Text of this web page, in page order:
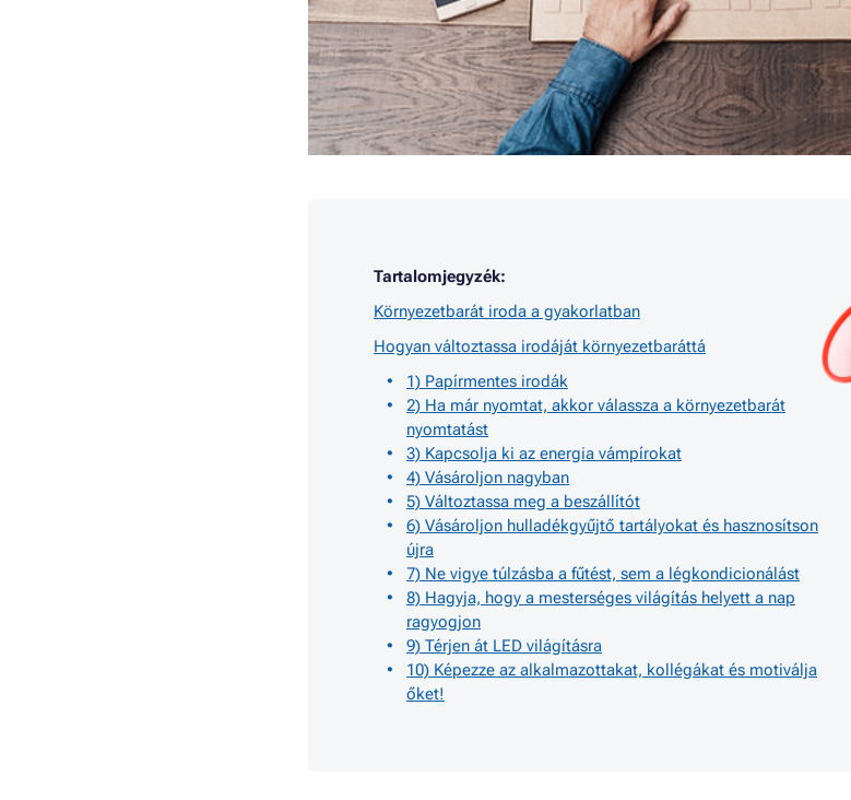
Tartalomjegyzék:
Környezetbarát iroda a gyakorlatban
Hogyan változtassa irodáját környezetbaráttá
1) Papírmentes irodák
2) Ha már nyomtat, akkor válassza a környezetbarát
nyomtatást
3) Kapcsolja ki az energia vámpírokat
4) Vásároljon nagyban
5) Változtassa meg a beszállítót
6) Vásároljon hulladékgyűjtő tartályokat és hasznosítson
újra
7) Ne vigye túlzásba a fűtést, sem a légkondicionálást
8) Hagyja, hogy a mesterséges világítás helyett a nap
ragyogjon
9) Térjen át LED világításra
10) Képezze az alkalmazottakat, kollégákat és motiválja
őket!